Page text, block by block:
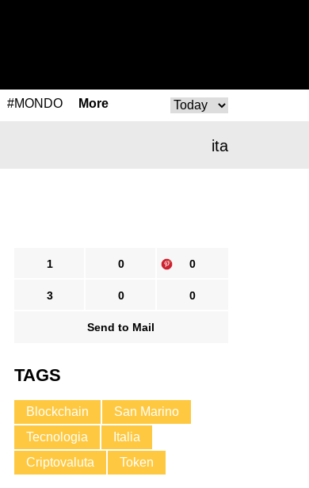
#MONDO More
ita
1 0 0
3 0 0
Send to Mail
TAGS
Blockchain
San Marino
Tecnologia
Italia
Criptovaluta
Token